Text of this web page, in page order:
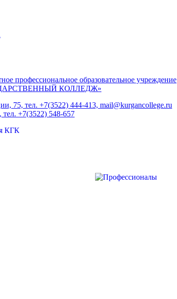
профессиональное образовательное учреждение
КОЛЛЕДЖ»
75, тел. +7(3522) 444-413, mail@kurgancollege.ru
+7(3522) 548-657